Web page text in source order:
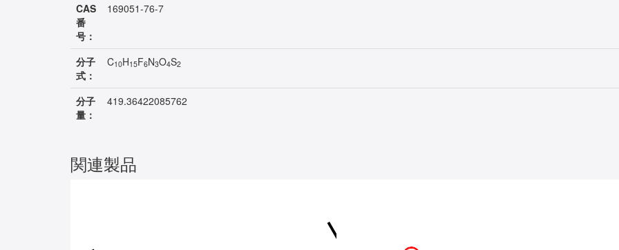
CAS
番
号：
169051-76-7
分子
式：
C10H15F6N3O4S2
分子
量：
419.36422085762
関連製品